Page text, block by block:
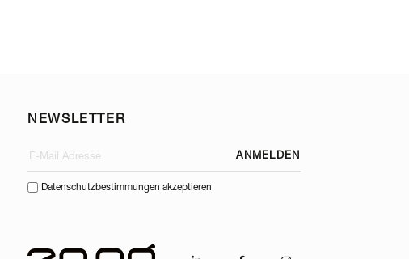
NEWSLETTER
ANMELDEN
Datenschutzbestimmungen akzeptieren